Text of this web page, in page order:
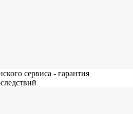
сервиса - гарантия